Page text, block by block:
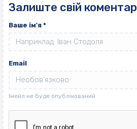
Залиште свій коментар
Ваше ім'я *
Email